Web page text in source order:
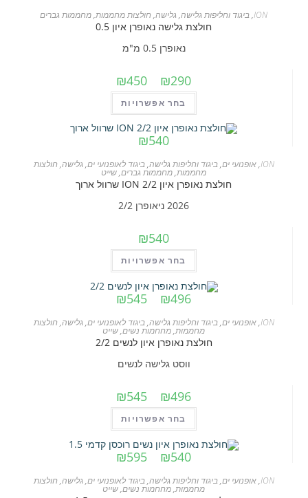
סוגים.
המוצר
עד ION
,ביגוד וחליפות גלישה, גלישה, חולצות מחממות,מחממות גברים
חולצת גלישה נאופרן איון 0.5
נאופרן 0.5 מ"מ
₪290
₪450
מחירים:
עד
בחר אפשרויות
זה
יש
סוגים.
ניתן
בעמוד
המוצר
₪540
ION
,אופנועי ים,ביגוד וחליפות גלישה,ביגוד לאופנועי ים, גלישה, חולצות
מחממות,מחממות גברים,שייט
חולצת נאופרן איון ION 2/2 שרוול ארוך
2026 ניאופרן 2/2
₪540
בחר אפשרויות
זה
יש
סוגים.
ניתן
בעמוד
המוצר
₪496
₪545
עד ION
,אופנועי ים,ביגוד וחליפות גלישה,ביגוד לאופנועי ים, גלישה, חולצות
מחממות,מחחמות נשים,שייט
חולצת נאופרן איון לנשים 2/2
ווסט גלישה לנשים
₪496
₪545
מחירים:
עד
בחר אפשרויות
זה
יש
סוגים.
₪540
₪595 טווח
עד ION
,אופנועי ים,ביגוד וחליפות גלישה,ביגוד לאופנועי ים, גלישה, חולצות
מחממות,מחחמות נשים,שייט